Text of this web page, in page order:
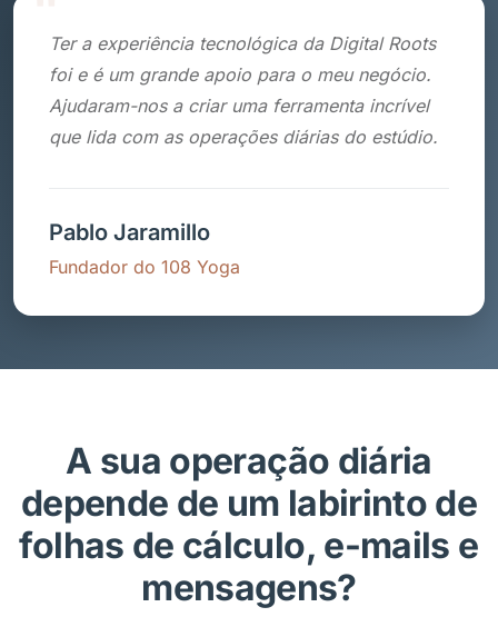
Ter a experiência tecnológica da Digital Roots
foi e é um grande apoio para o meu negócio.
Ajudaram-nos a criar uma ferramenta incrível
que lida com as operações diárias do estúdio.
Pablo Jaramillo
Fundador do 108 Yoga
A sua operação diária
depende de um labirinto de
folhas de cálculo, e-mails e
mensagens?